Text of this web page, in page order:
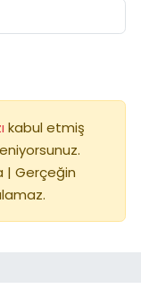
kabul etmiş
| Gerçeğin